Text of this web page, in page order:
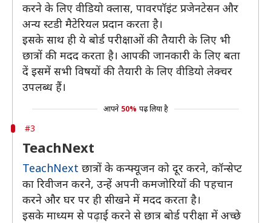
करने के लिए वीडियो क्लास, पावरपॉइंट प्रजेनटेसन और
अन्य स्टडी मैटेरियल प्रदान करता है।
इसके साथ ही ये बोर्ड परीक्षाओं की तैयारी के लिए भी
छात्रों की मदद करता है। आपकी जानकारी के लिए बता
दें इसमें सभी विषयों की तैयारी के लिए वीडियो लेक्चर
उपलब्ध हैं।
आपने 50% पढ़ लिया है
#3
TeachNext
TeachNext छात्रों के कन्फ्यूजन को दूर करने, कॉन्सेप्ट
का रिवीजन करने, उन्हें अपनी कमजोरियों की पहचान
करने और घर पर ही सीखने में मदद करता है।
इसके माध्यम से पढ़ाई करने से छात्र बोर्ड परीक्षा में अच्छे